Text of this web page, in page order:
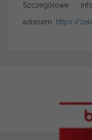
Szczegółowe
adresem https://